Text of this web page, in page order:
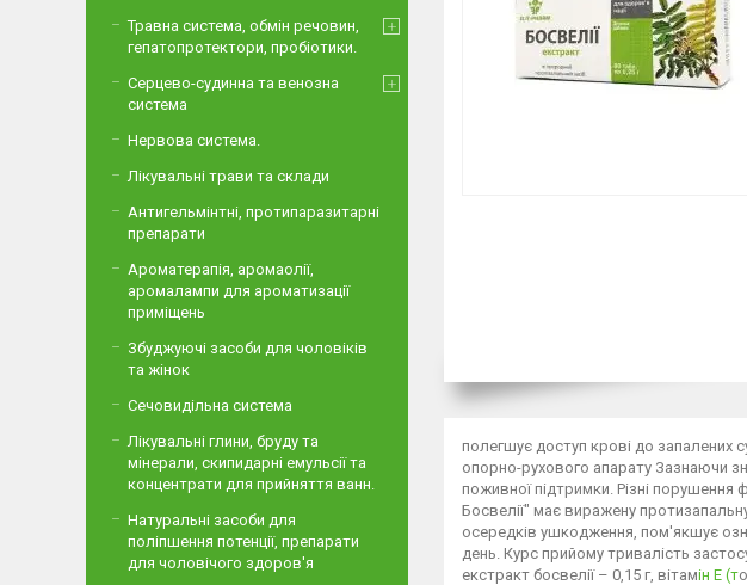
полегшує доступ крові до запалених
опорно-рухового апарату Зазнаючи
поживної підтримки. Різні порушення
Босвелії" має виражену
осередків ушкодження, пом'якшує
день. Курс прийому тривалість
екстракт босвелії – 0,15 г, вітамін Е (т
Травна система, обмін речовин,
гепатопротектори, пробіотики.
Серцево-судинна та венозна
система
Нервова система.
Лікувальні трави та склади
Антигельмінтні, протипаразитарні
препарати
Ароматерапія, аромаолії,
аромалампи для ароматизації
приміщень
Збуджуючі засоби для чоловіків
та жінок
Сечовидільна система
Лікувальні глини, бруду та
мінерали, скипидарні емульсії та
концентрати для прийняття ванн.
Натуральні засоби для
поліпшення потенції, препарати
для чоловічого здоров'я